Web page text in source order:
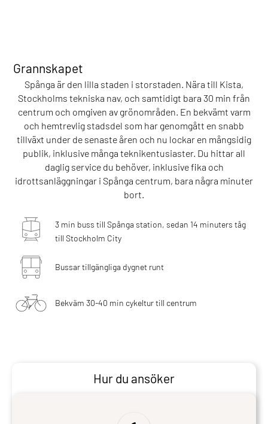
Grannskapet
Spånga är den lilla staden i storstaden. Nära till Kista,
Stockholms tekniska nav, och samtidigt bara 30 min från
centrum och omgiven av grönområden. En bekvämt varm
och hemtrevlig stadsdel som har genomgått en snabb
tillväxt under de senaste åren och nu lockar en mångsidig
publik, inklusive många teknikentusiaster. Du hittar all
daglig service du behöver, inklusive fika och
idrottsanläggningar i Spånga centrum, bara några minuter
bort.
3 min buss till Spånga station, sedan 14 minuters tåg
till Stockholm City
Bussar tillgängliga dygnet runt
Bekväm 30-40 min cykeltur till centrum
Hur du ansöker